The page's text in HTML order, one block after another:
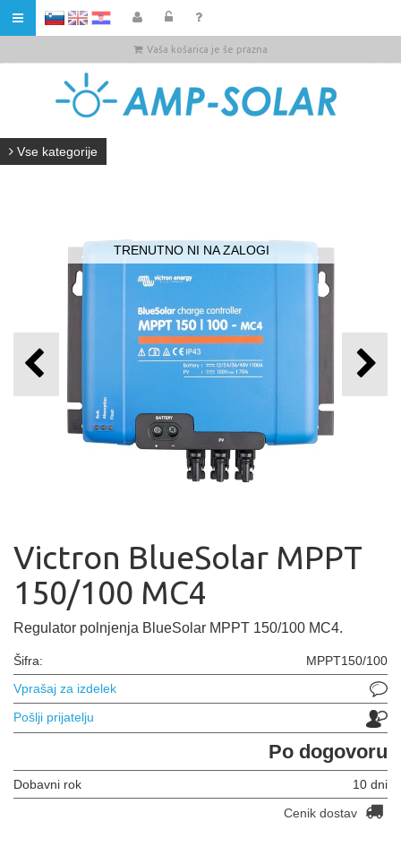
HR
Vaša košarica je še prazna
Vse kategorije
TRENUTNO NI NA ZALOGI
Victron BlueSolar MPPT
150/100 MC4
Regulator polnjenja BlueSolar MPPT 150/100 MC4.
Šifra:
MPPT150/100
Vprašaj za izdelek
Pošlji prijatelju
Po dogovoru
Dobavni rok
10 dni
Cenik dostav